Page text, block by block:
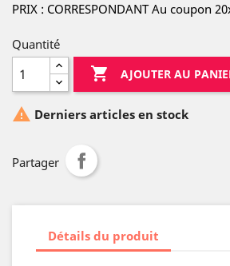
PRIX : CORRESPONDANT Au coupon
Quantité
 AJOUTER AU
 Derniers articles en stock
Partager
Détails du produit